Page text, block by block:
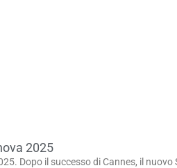
2025
Dopo il successo di Cannes, il